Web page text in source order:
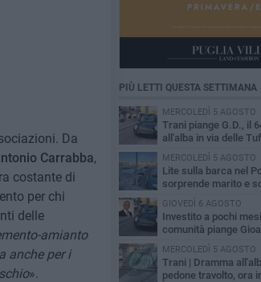
Da
Carrabba,
costante di
per chi
delle
amianto
anche per i
».
PIÙ LETTI QUESTA SETTIMANA
MERCOLEDÌ 5 AGOSTO
Trani piange G.D., il
all'alba in via delle
MERCOLEDÌ 5 AGOSTO
Lite sulla barca nel
sorprende marito e
GIOVEDÌ 6 AGOSTO
Investito a pochi
comunità piange
MERCOLEDÌ 5 AGOSTO
Trani | Dramma
pedone travolto, ora